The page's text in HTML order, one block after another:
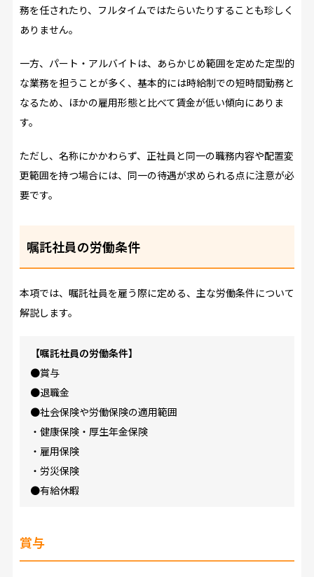
務を任されたり、フルタイムではたらいたりすることも珍しく
ありません。
一方、パート・アルバイトは、あらかじめ範囲を定めた定型的
な業務を担うことが多く、基本的には時給制での短時間勤務と
なるため、ほかの雇用形態と比べて賃金が低い傾向にありま
す。
ただし、名称にかかわらず、正社員と同一の職務内容や配置変
更範囲を持つ場合には、同一の待遇が求められる点に注意が必
要です。
嘱託社員の労働条件
本項では、嘱託社員を雇う際に定める、主な労働条件について
解説します。
【嘱託社員の労働条件】
●賞与
●退職金
●社会保険や労働保険の適用範囲
・健康保険・厚生年金保険
・雇用保険
・労災保険
●有給休暇
賞与